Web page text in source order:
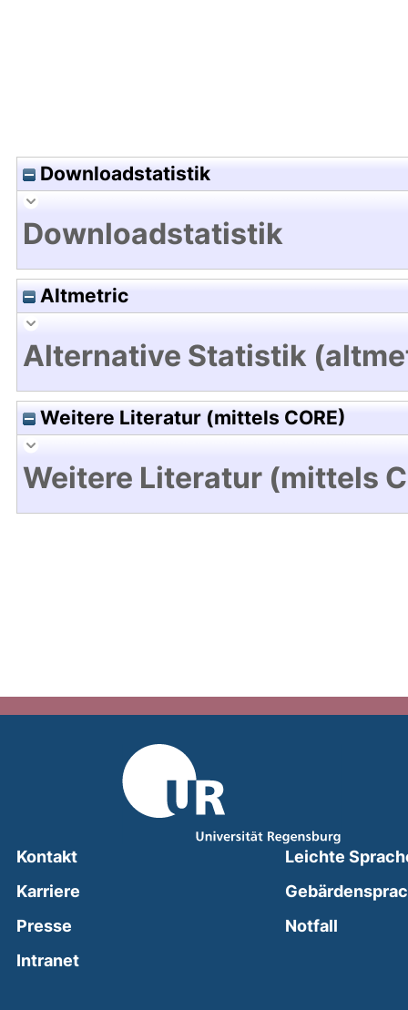
Downloadstatistik
Downloadstatistik
Altmetric
Alternative Statistik
Weitere Literatur (mittels CORE)
Weitere Literatur (mittels
Kontakt
Karriere
Presse
Intranet(external link, opens in a new window)
Leichte
Notfall